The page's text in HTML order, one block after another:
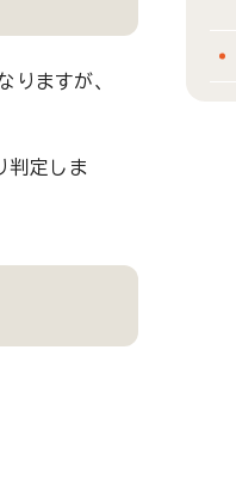
ますが、
定しま